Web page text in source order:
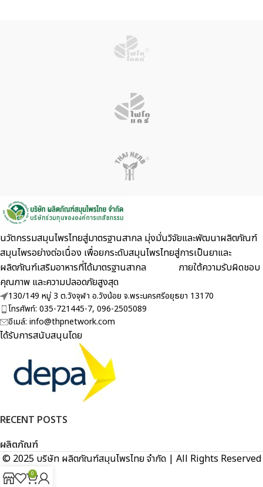
นวัตกรรมสมุนไพรไทยสู่มาตรฐานสากล มุ่งมั่นวิจัยและพัฒนาผลิตภัณฑ์
สมุนไพรอย่างต่อเนื่อง เพื่อยกระดับสมุนไพรไทยสู่การเป็นยาและ
ผลิตภัณฑ์เสริมอาหารที่ได้มาตรฐานสากล ภายใต้ความรับผิดชอบ
คุณภาพ และความปลอดภัยสูงสุด
130/149 หมู่ 3 ต.วังจุฬา อ.วังน้อย จ.พระนครศรีอยุธยา 13170
โทรศัพท์: 035-721445-7, 096-2505089
อีเมล์: info@thpnetwork.com
ได้รับการสนับสนุนโดย
RECENT POSTS
ผลิตภัณฑ์
© 2025 บริษัท ผลิตภัณฑ์สมุนไพรไทย จำกัด | All Rights Reserved
0